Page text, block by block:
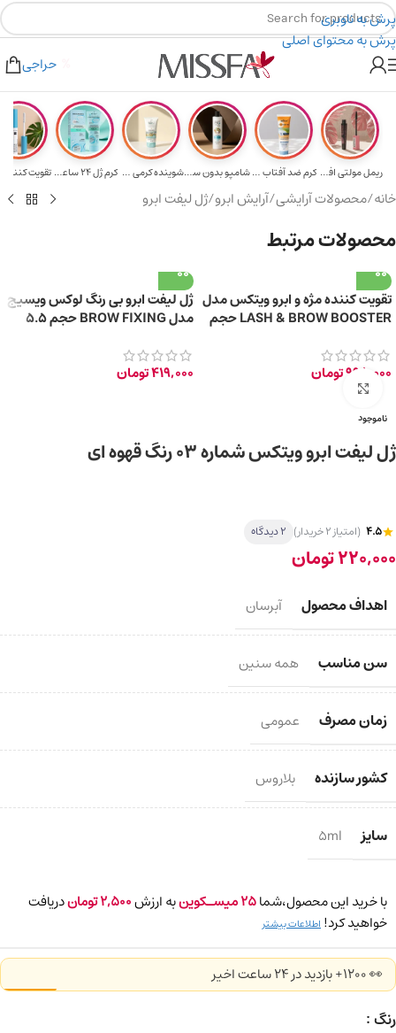
پرش به ناوبری
پرش به محتوای اصلی
۲٪ تخفیف روی سبد خرید برای روش کارت به کارت
هدیه برای خرید های بالای ۵ میلیون تومن
حراجی
ریمل مولتی افکت... کرم ضد آفتاب حا... شامپو بدون سولف... شوینده کرمی صور... کرم ژل ۲۴ ساعته... تقویت‌ کننده
خانه/محصولات آرایشی/آرایش ابرو/ژل لیفت ابرو
محصولات مرتبط
تقویت‌ کننده مژه و ابرو ویتکس مدل
LASH & BROW BOOSTER حجم
998,000تومان
ژل لیفت ابرو بی‌ رنگ لوکس ویسیج
مدل BROW FIXING حجم 5.5
419,000تومان
ناموجود
برای بزرگ‌نمایی کلیک کنید
ژل لیفت ابرو ویتکس شماره ۰۳ رنگ قهوه ای
4.5 (امتیاز 2 خریدار) 2 دیدگاه
220,000تومان
اهداف محصول آبرسان
سن مناسب همه سنین
زمان مصرف عمومی
کشور سازنده بلاروس
سایز 5ml
با خرید این محصول،شما25میسـکوینبه ارزش2,500توماندریافت
خواهید کرد! اطلاعات بیشتر
👀 1200+ بازدید در ۲۴ ساعت اخیر
رنگ